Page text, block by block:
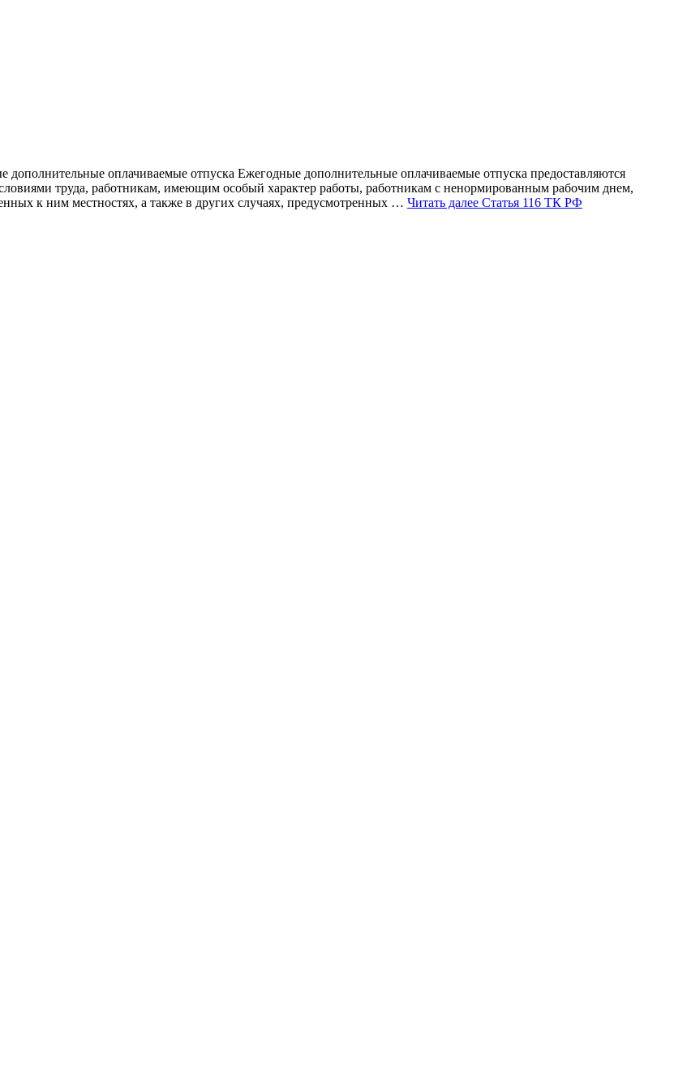
оплачиваемые отпуска Ежегодные дополнительные оплачиваемые отпуска предоставляются
труда, работникам, имеющим особый характер работы, работникам с ненормированным рабочим днем,
к ним местностях, а также в других случаях, предусмотренных … Читать далее Статья 116 ТК РФ